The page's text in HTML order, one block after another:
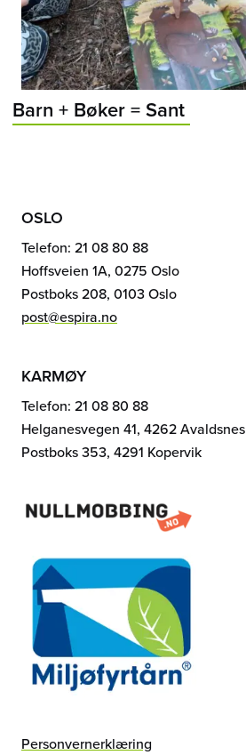
Barn + Bøker = Sant
OSLO
Telefon: 21 08 80 88
Hoffsveien 1A, 0275 Oslo
Postboks 208, 0103 Oslo
post@espira.no
KARMØY
Telefon: 21 08 80 88
Helganesvegen 41, 4262 Avaldsnes
Postboks 353, 4291 Kopervik
Personvernerklæring